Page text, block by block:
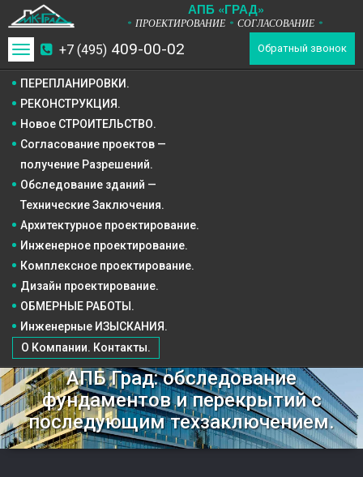
АПБ «ГРАД»
* ПРОЕКТИРОВАНИЕ * СОГЛАСОВАНИЕ *
+7 (495) 409-00-02 Обратный звонок
Toggle
navigation
ПЕРЕПЛАНИРОВКИ.
РЕКОНСТРУКЦИЯ.
Новое СТРОИТЕЛЬСТВО.
ОБМЕРНЫЕ РАБОТЫ.
Инженерные ИЗЫСКАНИЯ.
О Компании. Контакты.
Согласование проектов —
получение Разрешений.
Обследование зданий —
Технические Заключения.
Архитектурное проектирование.
Инженерное проектирование.
Комплексное проектирование.
Дизайн проектирование.
АПБ Град: обследование
фундаментов и перекрытий с
последующим техзаключением.